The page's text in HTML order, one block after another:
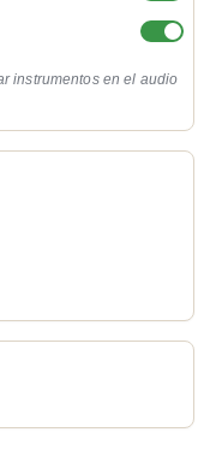
instrumentos en el audio